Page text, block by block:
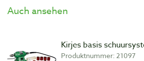
Auch ansehen
Kirjes basis
Produktnummer: 21097